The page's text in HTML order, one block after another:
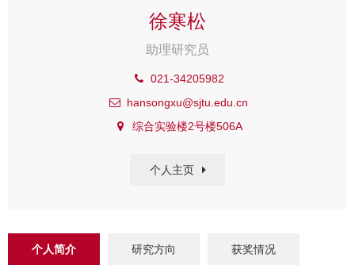
徐寒松
助理研究员
021-34205982
hansongxu@sjtu.edu.cn
综合实验楼2号楼506A
个人主页
个人简介 研究方向 获奖情况